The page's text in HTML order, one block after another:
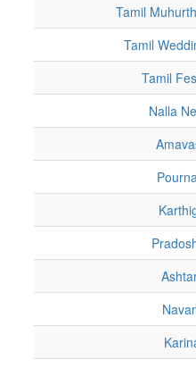
Tamil
Tamil
Tamil
Nalla